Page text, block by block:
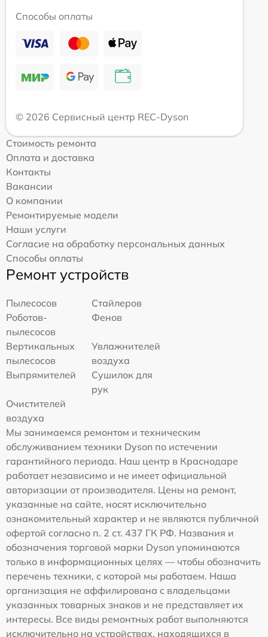
Способы оплаты
© 2026 Сервисный центр REC-Dyson
Стоимость ремонта
Оплата и доставка
Контакты
Вакансии
О компании
Ремонтируемые модели
Наши услуги
Согласие на обработку персональных данных
Способы оплаты
Ремонт устройств
Пылесосов
Стайлеров
Роботов-
пылесосов
Фенов
Вертикальных
пылесосов
Увлажнителей
воздуха
Выпрямителей
Сушилок для
рук
Очистителей
воздуха
Мы занимаемся ремонтом и техническим
обслуживанием техники Dyson по истечении
гарантийного периода. Наш центр в Краснодаре
работает независимо и не имеет официальной
авторизации от производителя. Цены на ремонт,
указанные на сайте, носят исключительно
ознакомительный характер и не являются публичной
офертой согласно п. 2 ст. 437 ГК РФ. Названия и
обозначения торговой марки Dyson упоминаются
только в информационных целях — чтобы обозначить
перечень техники, с которой мы работаем. Наша
организация не аффилирована с владельцами
указанных товарных знаков и не представляет их
интересы. Все виды ремонтных работ выполняются
исключительно на устройствах, находящихся в